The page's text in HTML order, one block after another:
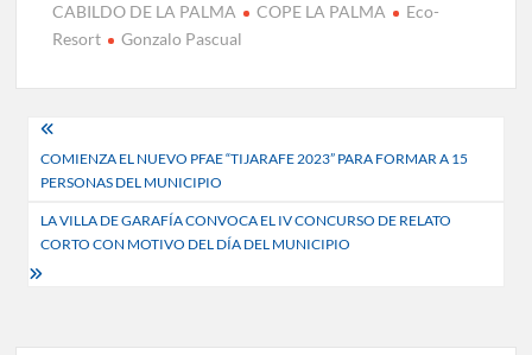
CABILDO DE LA PALMA COPE LA PALMA
Eco-
Resort
Gonzalo Pascual
Navegación
de
entradas
COMIENZA EL NUEVO PFAE “TIJARAFE 2023” PARA FORMAR A 15
PERSONAS DEL MUNICIPIO
LA VILLA DE GARAFÍA CONVOCA EL IV CONCURSO DE RELATO
CORTO CON MOTIVO DEL DÍA DEL MUNICIPIO